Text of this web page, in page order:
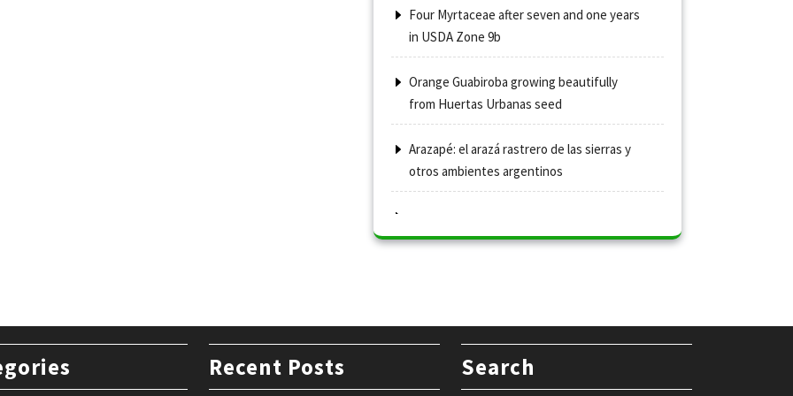
Four Myrtaceae after seven and one years
in USDA Zone 9b
Orange Guabiroba growing beautifully
from Huertas Urbanas seed
Arazapé: el arazá rastrero de las sierras y
otros ambientes argentinos
Recent Posts Search